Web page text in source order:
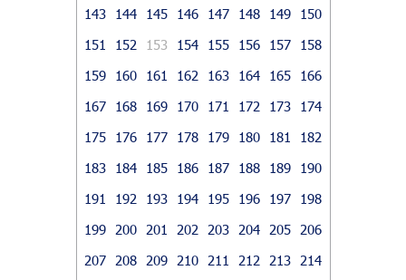
143
144 145 146 147 148 149
150
151
152 153 154 155 156 157
158
159
160 161 162 163 164 165
166
167
168 169 170 171 172 173
174
175
176 177 178 179 180 181
182
183
184 185 186 187 188 189
190
191
192 193 194 195 196 197
198
199
200 201 202 203 204 205
206
207
208 209 210 211 212 213
214